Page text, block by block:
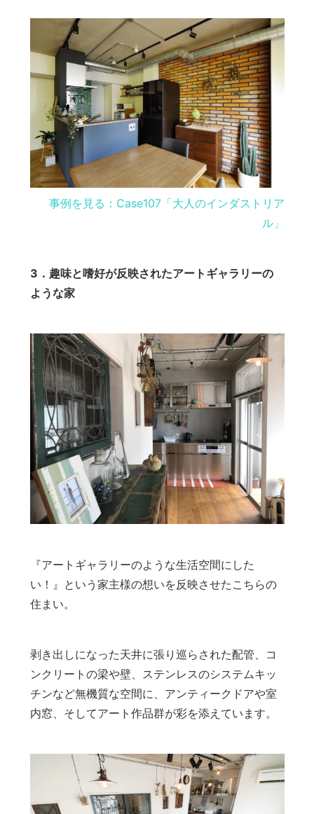
事例を見る：Case107「大人のインダストリア
ル」
3．趣味と嗜好が反映されたアートギャラリーの
ような家
『アートギャラリーのような生活空間にした
い！』という家主様の想いを反映させたこちらの
住まい。
剥き出しになった天井に張り巡らされた配管、コ
ンクリートの梁や壁、ステンレスのシステムキッ
チンなど無機質な空間に、アンティークドアや室
内窓、そしてアート作品群が彩を添えています。